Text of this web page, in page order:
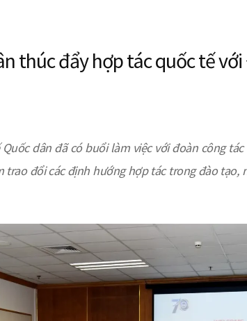
thúc đẩy hợp tác quốc tế
dân đã có buổi làm việc với đoàn công
trao đổi các định hướng hợp tác trong đào tạo,